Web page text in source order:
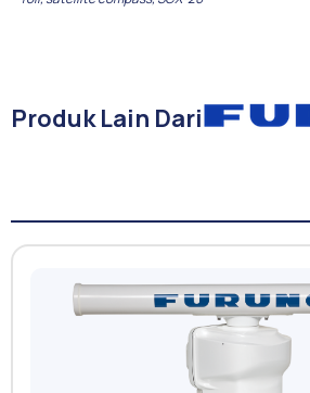
Produk Lain Dari